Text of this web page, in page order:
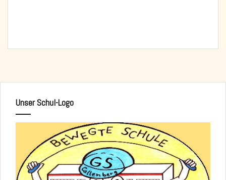
Unser Schul-Logo